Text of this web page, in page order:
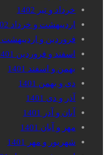
خرداد و تیر 1402
اردیبهشت و خرداد 1402
فروردین و اردیبهشت 1402
اسفند و فروردین 1401
بهمن و اسفند 1401
دی و بهمن 1401
آذر و دی 1401
آبان و آذر 1401
مهر و آبان 1401
شهریور و مهر 1401